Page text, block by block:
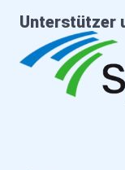
Unterstützer